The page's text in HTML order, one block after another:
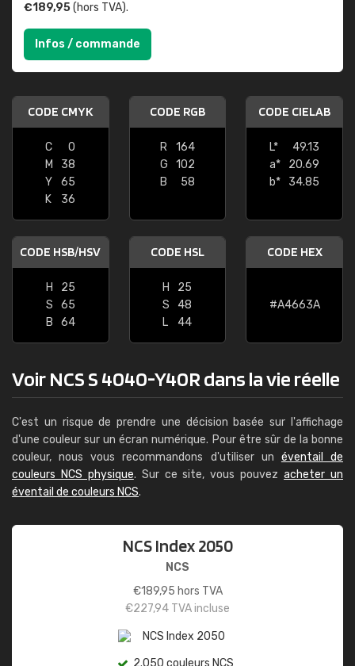
€189,95(hors TVA).
Infos / commande
CODE CMYK
C
0
M
38
Y
65
K
36
CODE RGB
R
164
G
102
B
58
CODE CIELAB
L*
49.13
a*
20.69
b*
34.85
CODE HSB/HSV
H
25
S
65
B
64
CODE HSL
H
25
S
48
L
44
CODE HEX
#A4663A
Voir NCS S 4040-Y40R dans la vie réelle
C'est un risque de prendre une décision basée sur l'affichage
d'une couleur sur un écran numérique. Pour être sûr de la bonne
couleur, nous vous recommandons d'utiliser un éventail de
couleurs NCS physique. Sur ce site, vous pouvezacheter un
éventail de couleurs NCS.
NCS Index 2050
NCS
€189,95 hors TVA
€227,94 TVA incluse
2.050 couleurs NCS